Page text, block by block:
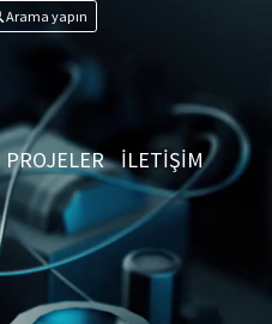
Arama yapın
PROJELER İLETİŞİM